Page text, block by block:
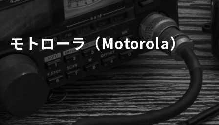
モトローラ（Motorola）